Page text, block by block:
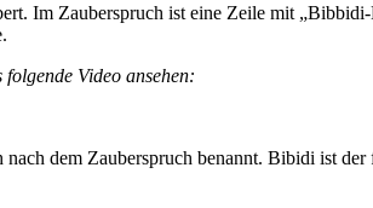
Im Zauberspruch ist eine Zeile mit
Video ansehen:
dem Zauberspruch benannt. Bibidi ist der